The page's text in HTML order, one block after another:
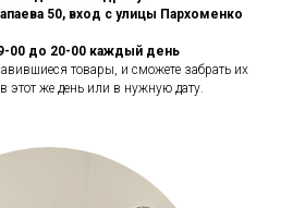
50, вход с улицы Пархоменко
00 до 20-00 каждый день
товары, и сможете забрать их
этот же день или в нужную дату.